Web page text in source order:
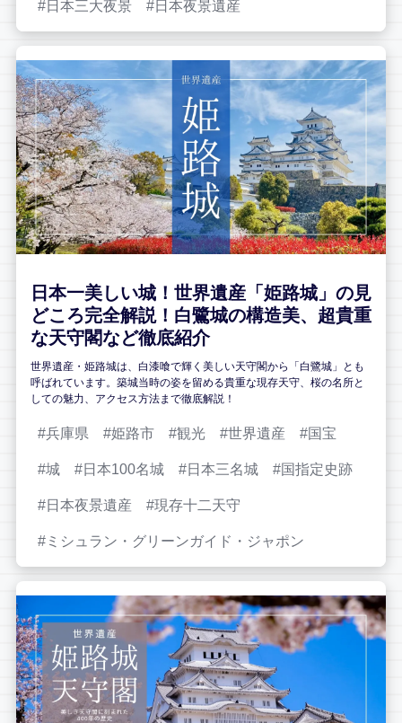
日本三大夜景 日本夜景遺産
日本一美しい城！世界遺産「姫路城」の見
どころ完全解説！白鷺城の構造美、超貴重
な天守閣など徹底紹介
世界遺産・姫路城は、白漆喰で輝く美しい天守閣から「白鷺城」とも
呼ばれています。築城当時の姿を留める貴重な現存天守、桜の名所と
しての魅力、アクセス方法まで徹底解説！
兵庫県 姫路市 観光 世界遺産 国宝
城 日本100名城 日本三名城 国指定史跡
日本夜景遺産 現存十二天守
ミシュラン・グリーンガイド・ジャポン